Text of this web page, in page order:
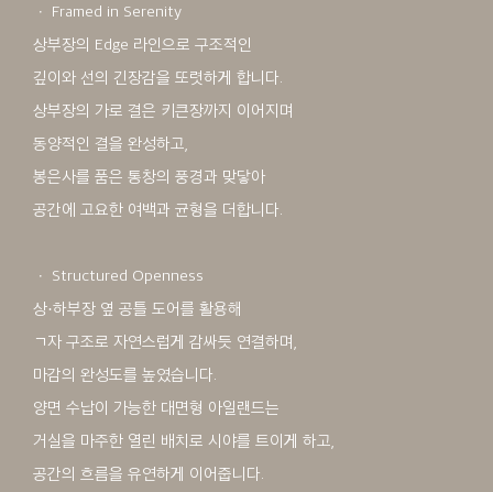
ㆍ Framed in Serenity
상부장의 Edge 라인으로 구조적인
깊이와 선의 긴장감을 또렷하게 합니다.
상부장의 가로 결은 키큰장까지 이어지며
동양적인 결을 완성하고,
봉은사를 품은 통창의 풍경과 맞닿아
공간에 고요한 여백과 균형을 더합니다.
ㆍ Structured Openness
상·하부장 옆 공틀 도어를 활용해
ㄱ자 구조로 자연스럽게 감싸듯 연결하며,
마감의 완성도를 높였습니다.
양면 수납이 가능한 대면형 아일랜드는
거실을 마주한 열린 배치로 시야를 트이게 하고,
공간의 흐름을 유연하게 이어줍니다.